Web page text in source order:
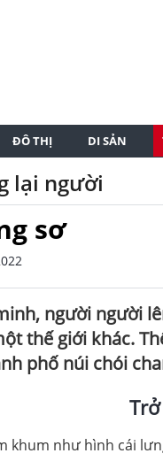
ĐÔ THỊ DI SẢN
lại người
sơ
người người
thế giới khác.
phố núi chói
khum như hình cái